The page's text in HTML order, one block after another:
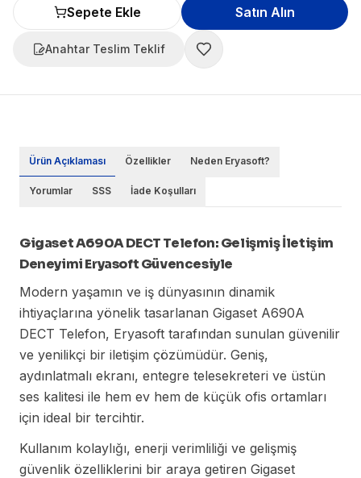
Sepete Ekle Satın Alın
Anahtar Teslim Teklif
Ürün Açıklaması Özellikler Neden Eryasoft?
Yorumlar SSS İade Koşulları
Gigaset A690A DECT Telefon: Gelişmiş İletişim
Deneyimi Eryasoft Güvencesiyle
Modern yaşamın ve iş dünyasının dinamik
ihtiyaçlarına yönelik tasarlanan Gigaset A690A
DECT Telefon, Eryasoft tarafından sunulan güvenilir
ve yenilikçi bir iletişim çözümüdür. Geniş,
aydınlatmalı ekranı, entegre telesekreteri ve üstün
ses kalitesi ile hem ev hem de küçük ofis ortamları
için ideal bir tercihtir.
Kullanım kolaylığı, enerji verimliliği ve gelişmiş
güvenlik özelliklerini bir araya getiren Gigaset